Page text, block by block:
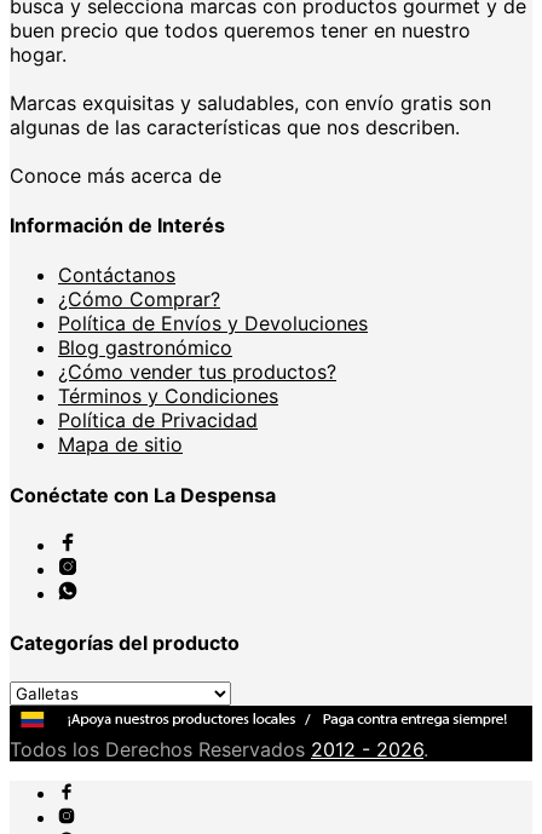
busca y selecciona marcas con productos gourmet y de
buen precio que todos queremos tener en nuestro
hogar.
Marcas exquisitas y saludables, con envío gratis son
algunas de las características que nos describen.
Conoce más acerca de
Información de Interés
Contáctanos
¿Cómo Comprar?
Política de Envíos y Devoluciones
Blog gastronómico
¿Cómo vender tus productos?
Términos y Condiciones
Política de Privacidad
Mapa de sitio
Conéctate con La Despensa
Categorías del producto
Todos los Derechos Reservados 2012 - 2026.